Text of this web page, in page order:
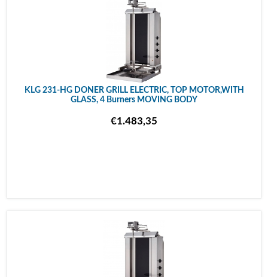
KLG 231-HG DONER GRILL ELECTRIC, TOP MOTOR,WITH
GLASS, 4 Burners MOVING BODY
€1.483,35